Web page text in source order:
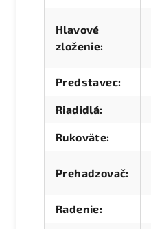
Hlavové
zloženie:
Predstavec:
Riadidlá:
Rukoväte:
Prehadzovač:
Radenie: